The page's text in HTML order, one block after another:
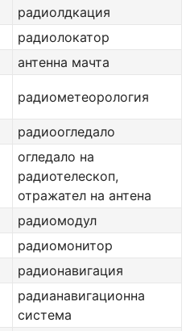
радиолдкация
радиолокатор
антенна мачта
радиометеорология
радиоогледало
огледало на
радиотелескоп,
отражател на антена
радиомодул
радиомонитор
радионавигация
радианавигационна
система